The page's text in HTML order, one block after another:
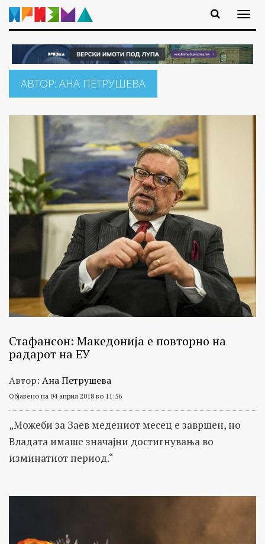
АВТОР: АНА ПЕТРУШЕВА
Стафансон: Македонија е повторно на
радарот на ЕУ
Автор: Ана Петрушева
Објавено на 04 април 2018 во 11:56
„Можеби за Заев медениот месец е завршен, но
Владата имаше значајни достигнувања во
изминатиот период.“